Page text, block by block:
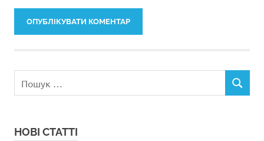
ПОШУК
НОВІ СТАТТІ